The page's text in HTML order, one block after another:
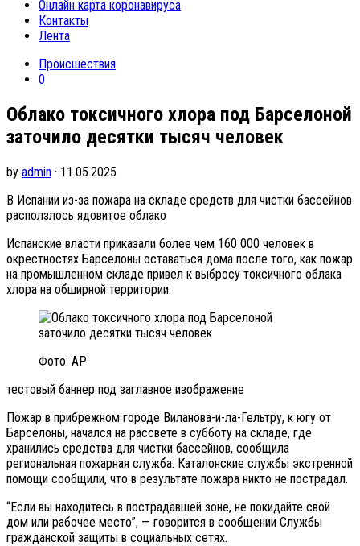
Онлайн карта коронавируса
Контакты
Лента
Происшествия
0
Облако токсичного хлора под Барселоной
заточило десятки тысяч человек
by admin · 11.05.2025
В Испании из-за пожара на складе средств для чистки бассейнов
расползлось ядовитое облако
Испанские власти приказали более чем 160 000 человек в
окрестностях Барселоны оставаться дома после того, как пожар
на промышленном складе привел к выбросу токсичного облака
хлора на обширной территории.
Фото: AP
тестовый баннер под заглавное изображение
Пожар в прибрежном городе Виланова-и-ла-Гельтру, к югу от
Барселоны, начался на рассвете в субботу на складе, где
хранились средства для чистки бассейнов, сообщила
региональная пожарная служба. Каталонские службы экстренной
помощи сообщили, что в результате пожара никто не пострадал.
“Если вы находитесь в пострадавшей зоне, не покидайте свой
дом или рабочее место”, — говорится в сообщении Службы
гражданской защиты в социальных сетях.